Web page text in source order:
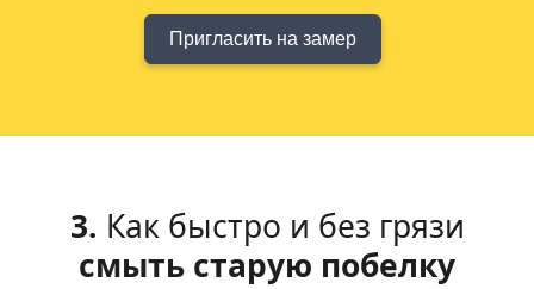
Пригласить на замер
3. Как быстро и без грязи
смыть старую побелку